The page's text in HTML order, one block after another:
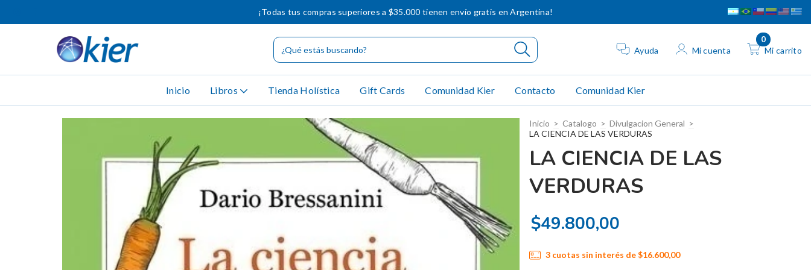
¡Todas tus compras superiores a $35.000 tienen envío gratis en Argentina!
Ayuda Mi cuenta Mi carrito
0
Inicio Libros Tienda Holística Gift Cards Comunidad Kier Contacto Comunidad Kier
Inicio > Catalogo > Divulgacion General >
LA CIENCIA DE LAS VERDURAS
LA CIENCIA DE LAS
VERDURAS
$49.800,00
3 cuotas sin interés de$16.600,00